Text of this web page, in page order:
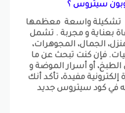
سيتروس ؟
تقدم كود citruss tv تشكيلة واسعة معظمها
بعناية و مجربة . تشمل
الجمال، المجوهرات،
فإن كنت تبحث عن ما
أو أسرار الموضة و
إلكترونية مفيدة، تأكد أنك
في كود سيتروس جديد